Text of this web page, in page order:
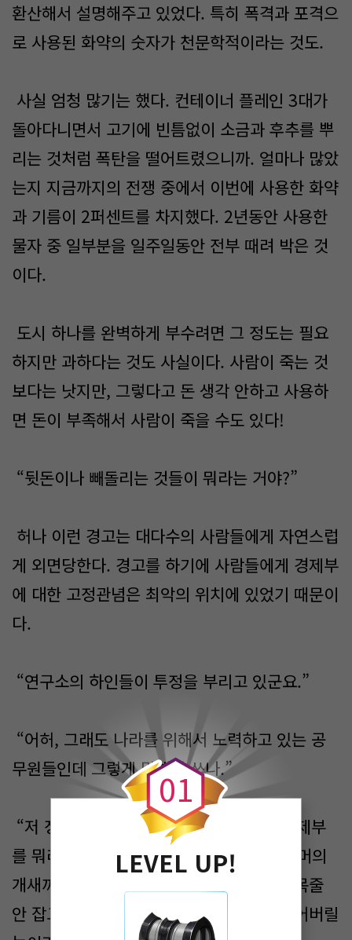
환산해서 설명해주고 있었다. 특히 폭격과 포격으
로 사용된 화약의 숫자가 천문학적이라는 것도.
사실 엄청 많기는 했다. 컨테이너 플레인 3대가
돌아다니면서 고기에 빈틈없이 소금과 후추를 뿌
리는 것처럼 폭탄을 떨어트렸으니까. 얼마나 많았
는지 지금까지의 전쟁 중에서 이번에 사용한 화약
과 기름이 2퍼센트를 차지했다. 2년동안 사용한
물자 중 일부분을 일주일동안 전부 때려 박은 것
이다.
도시 하나를 완벽하게 부수려면 그 정도는 필요
하지만 과하다는 것도 사실이다. 사람이 죽는 것
보다는 낫지만, 그렇다고 돈 생각 안하고 사용하
면 돈이 부족해서 사람이 죽을 수도 있다!
“뒷돈이나 빼돌리는 것들이 뭐라는 거야?”
허나 이런 경고는 대다수의 사람들에게 자연스럽
게 외면당한다. 경고를 하기에 사람들에게 경제부
에 대한 고정관념은 최악의 위치에 있었기 때문이
다.
“연구소의 하인들이 투정을 부리고 있군요.”
“어허, 그래도 나라를 위해서 노력하고 있는 공
무원들인데 그렇게 말해서 쓰나.”
“저 정도면 순화해서 말한 겁니다. 다들 경제부
를 뭐라고 하는지 알고 있습니까? 프로그래머의
개새끼라고 부릅니다. 사료나 먹는 주제에 목줄
안 잡고 있으면 어린이고 노인이고 죄다 물어버릴
0
0
1
LEVEL UP!